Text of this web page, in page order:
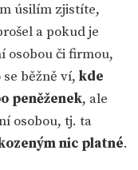
úsilím zjistíte,
a pokud je
osobou či firmou,
se běžně ví,kde
peněženek, ale
osobou, tj. ta
nic platné.